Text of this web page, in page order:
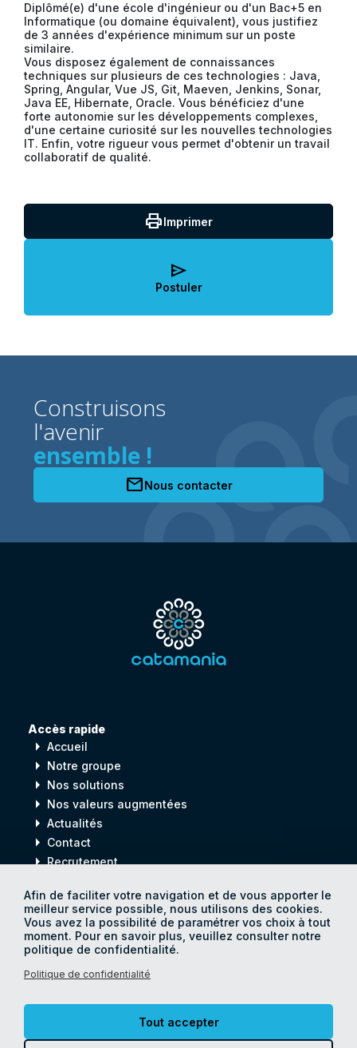
Afin de faciliter votre navigation et de vous apporter le
meilleur service possible, nous utilisons des cookies.
Vous avez la possibilité de paramétrer vos choix à tout
moment. Pour en savoir plus, veuillez consulter notre
politique de confidentialité.
Tout accepter
Politique de confidentialité
Diplômé(e) d'une école d'ingénieur ou d'un Bac+5 en
Informatique (ou domaine équivalent), vous justifiez
de 3 années d'expérience minimum sur un poste
similaire.
Vous disposez également de connaissances
techniques sur plusieurs de ces technologies : Java,
Spring, Angular, Vue JS, Git, Maeven, Jenkins, Sonar,
Java EE, Hibernate, Oracle. Vous bénéficiez d'une
forte autonomie sur les développements complexes,
d'une certaine curiosité sur les nouvelles technologies
IT. Enfin, votre rigueur vous permet d'obtenir un travail
collaboratif de qualité.
printImprimer
send
Postuler
Construisons
l'avenir
ensemble !
mailNous contacter
Accès rapide
arrow_right Accueil
arrow_right Notre groupe
arrow_right Nos solutions
arrow_right Nos valeurs augmentées
arrow_right Actualités
arrow_right Contact
arrow_rightRecrutement
Digitalprocess
for Human progress
© Catamania 2026
Politique de confidentialité
Mentions légales